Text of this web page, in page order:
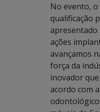
No evento,
qualificação
apresentado
ações
avançamos
força da
inovador
acordo com